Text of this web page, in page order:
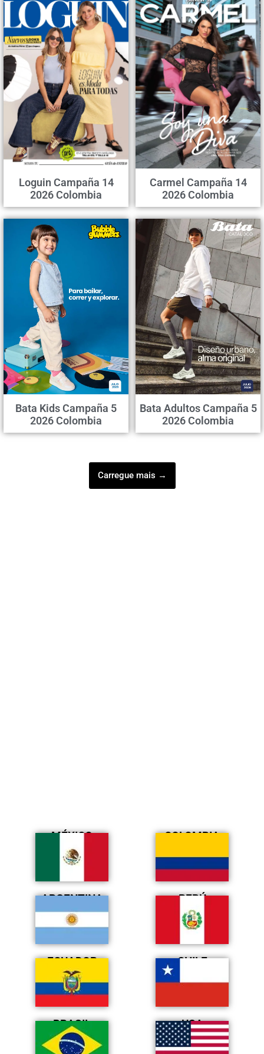
Loguin Campaña 14
2026 Colombia
Carmel Campaña 14
2026 Colombia
Bata Kids Campaña 5
2026 Colombia
Bata Adultos Campaña 5
2026 Colombia
Carregue mais →
MÉXICO COLOMBIA
ARGENTINA PERÚ
ECUADOR CHILE
BRASIL USA